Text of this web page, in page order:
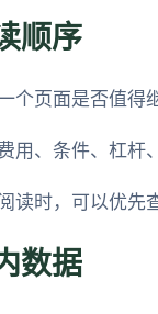
顺序
个页面是否值得
用、条件、杠杆
读时，可以优先
数据